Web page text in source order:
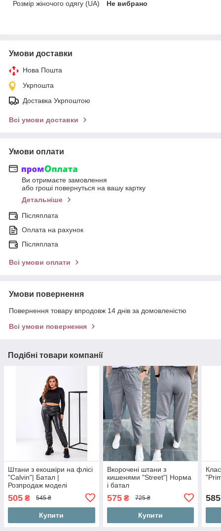
Розмір жіночого одягу (UA) Не вибрано
Умови доставки
Нова Пошта
Укрпошта
Доставка Укрпоштою
Всі умови доставки
Умови оплати
Ви отримаєте замовлення
або гроші повернуться на вашу картку
Детальніше
Післяплата
Оплата на рахунок
Післяплата
Всі умови оплати
Умови повернення
Повернення товару впродовж 14 днів за домовленістю
Всі умови повернення
Подібні товари компанії
Штани з екошкіри на флісі
"Calvin"| Батал |
Розпродаж моделі
505 ₴ 545 ₴
Купити
Вкорочені штани з
кишенями "Street"| Норма
і батал
575₴ 725 ₴
Купити
585